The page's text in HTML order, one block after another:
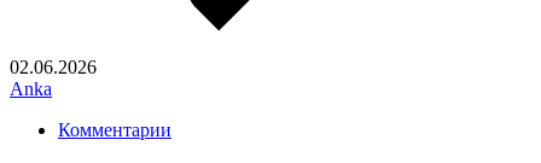
02.06.2026
Anka
Комментарии